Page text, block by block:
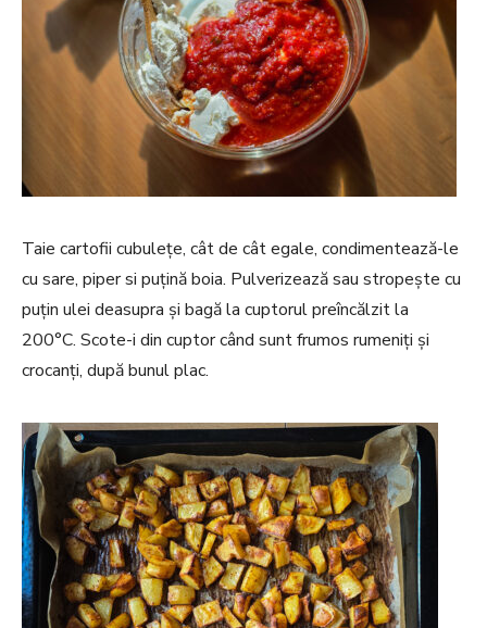
Taie cartofii cubuleţe, cât de cât egale, condimentează-le
cu sare, piper si puţină boia. Pulverizează sau stropeşte cu
puţin ulei deasupra şi bagă la cuptorul preîncălzit la
200°C. Scote-i din cuptor când sunt frumos rumeniţi şi
crocanţi, după bunul plac.